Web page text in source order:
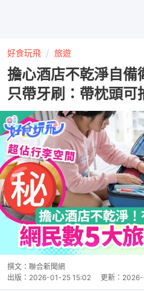
好食玩飛 旅遊
擔心酒店不乾淨自備
只帶牙刷：帶枕頭可
撰文： 聯合新聞網
出版： 2026-01-25 15:02 更新：